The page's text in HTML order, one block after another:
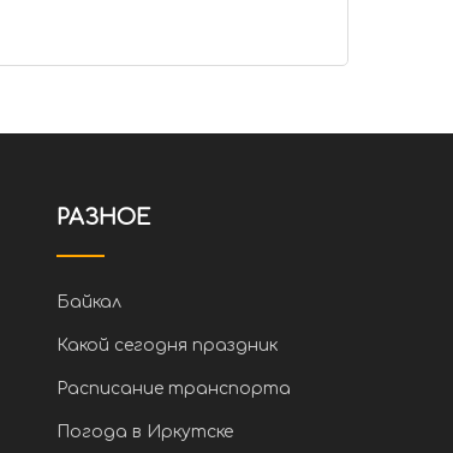
РАЗНОЕ
Байкал
Какой сегодня праздник
Расписание транспорта
Погода в Иркутске